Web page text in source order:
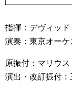
指揮：デヴィッ
演奏：東京オーケ
原振付：マリウ
演出・改訂振付